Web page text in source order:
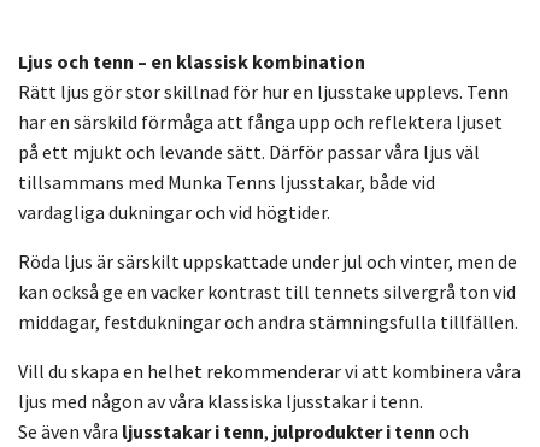
Ljus och tenn – en klassisk kombination
Rätt ljus gör stor skillnad för hur en ljusstake upplevs. Tenn
har en särskild förmåga att fånga upp och reflektera ljuset
på ett mjukt och levande sätt. Därför passar våra ljus väl
tillsammans med Munka Tenns ljusstakar, både vid
vardagliga dukningar och vid högtider.
Röda ljus är särskilt uppskattade under jul och vinter, men de
kan också ge en vacker kontrast till tennets silvergrå ton vid
middagar, festdukningar och andra stämningsfulla tillfällen.
Vill du skapa en helhet rekommenderar vi att kombinera våra
ljus med någon av våra klassiska ljusstakar i tenn.
Se även våra ljusstakar i tenn, julprodukter i tenn och